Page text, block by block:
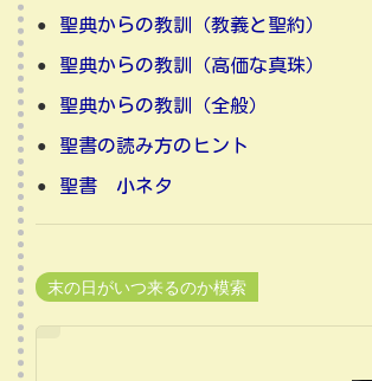
聖典からの教訓（教義と聖約）
聖典からの教訓（高価な真珠）
聖典からの教訓（全般）
聖書の読み方のヒント
聖書 小ネタ
末の日がいつ来るのか模索